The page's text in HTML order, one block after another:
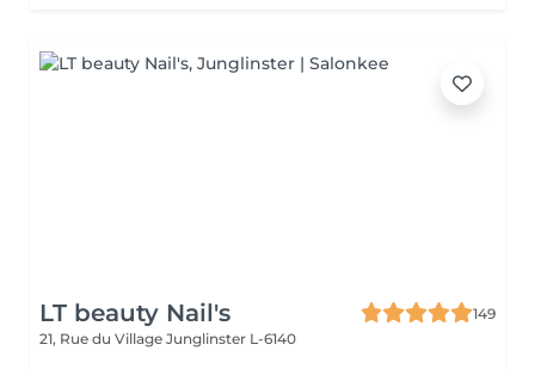
LT beauty Nail's
149
21, Rue du Village Junglinster L-6140